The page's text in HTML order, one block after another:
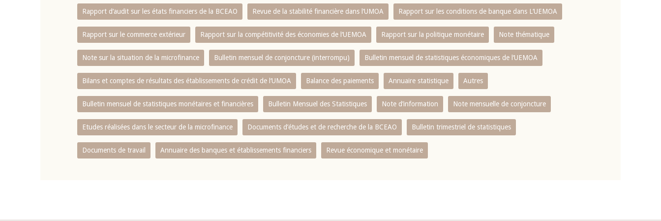
Rapport d‘audit sur les états financiers de la BCEAO Revue de la stabilité financière dans l‘UMOA Rapport sur les conditions de banque dans L‘UEMOA
Rapport sur le commerce extérieur Rapport sur la compétitivité des économies de l‘UEMOA Rapport sur la politique monétaire Note thématique
Note sur la situation de la microfinance Bulletin mensuel de conjoncture (interrompu) Bulletin mensuel de statistiques économiques de l‘UEMOA
Bilans et comptes de résultats des établissements de crédit de l‘UMOA Balance des paiements Annuaire statistique Autres
Bulletin mensuel de statistiques monétaires et financières Bulletin Mensuel des Statistiques Note d’information Note mensuelle de conjoncture
Etudes réalisées dans le secteur de la microfinance Documents d’études et de recherche de la BCEAO Bulletin trimestriel de statistiques
Documents de travail Annuaire des banques et établissements financiers Revue économique et monétaire